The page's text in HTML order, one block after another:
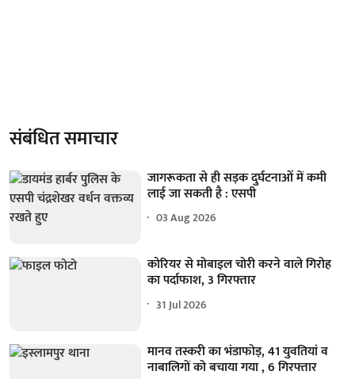
संबंधित समाचार
जागरूकता से ही सड़क दुर्घटनाओं में कमी
लाई जा सकती है : एसपी
03 Aug 2026
कोरियर से मोबाइल चोरी करने वाले गिरोह
का पर्दाफाश, 3 गिरफ्तार
31 Jul 2026
मानव तस्करी का भंडाफोड़, 41 युवतियां व
नाबालिगों को बचाया गया , 6 गिरफ्तार